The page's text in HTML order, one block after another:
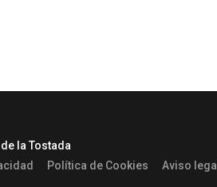
la Tostada
Política de Cookies Aviso legal